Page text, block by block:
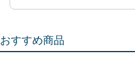
おすすめ商品